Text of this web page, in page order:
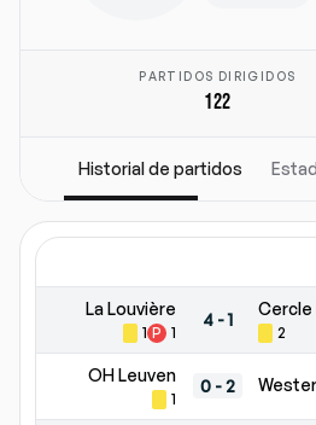
PARTIDOS DIRIGIDOS
122
Historial de partidos
La Louvière
1 P 1
4-1
Cercle
2
OH Leuven
1
0-2